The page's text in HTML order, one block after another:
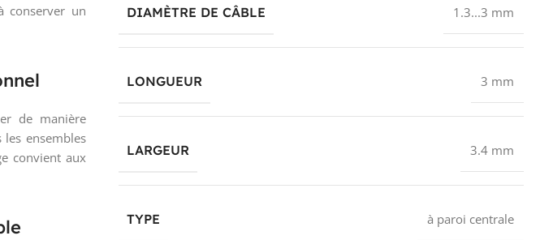
conserver un
de manière
les ensembles
convient aux
DIAMÈTRE DE CÂBLE 1.3...3 mm
LONGUEUR 3 mm
LARGEUR 3.4 mm
TYPE à paroi centrale